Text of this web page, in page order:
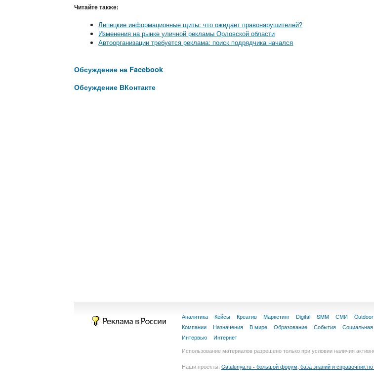
Читайте также:
Липецкие информационные щиты: что ожидает правонарушителей?
Изменения на рынке уличной рекламы Орловской области
Автоорганизации требуется реклама: поиск подрядчика начался
Обсуждение на Facebook
Обсуждение ВКонтакте
Аналитика Кейсы Креатив Маркетинг Digital SMM СМИ Outdoor
Компании
Назначения В мире Образование События
Интервью
Интернет
Использование материалов разрешено только при условии наличия
Наши проекты: Catalunya.ru - большой форум, база знаний и справочник